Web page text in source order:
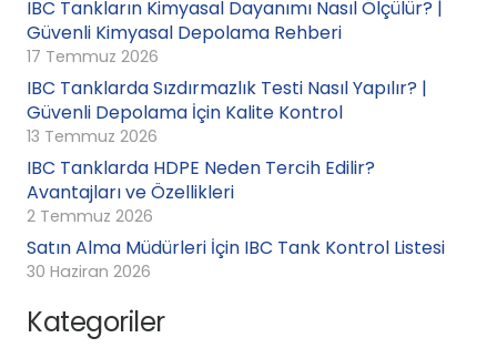
IBC Tankların Kimyasal Dayanımı Nasıl Ölçülür? |
Güvenli Kimyasal Depolama Rehberi
17 Temmuz 2026
IBC Tanklarda Sızdırmazlık Testi Nasıl Yapılır? |
Güvenli Depolama İçin Kalite Kontrol
13 Temmuz 2026
IBC Tanklarda HDPE Neden Tercih Edilir?
Avantajları ve Özellikleri
2 Temmuz 2026
Satın Alma Müdürleri İçin IBC Tank Kontrol Listesi
30 Haziran 2026
Kategoriler